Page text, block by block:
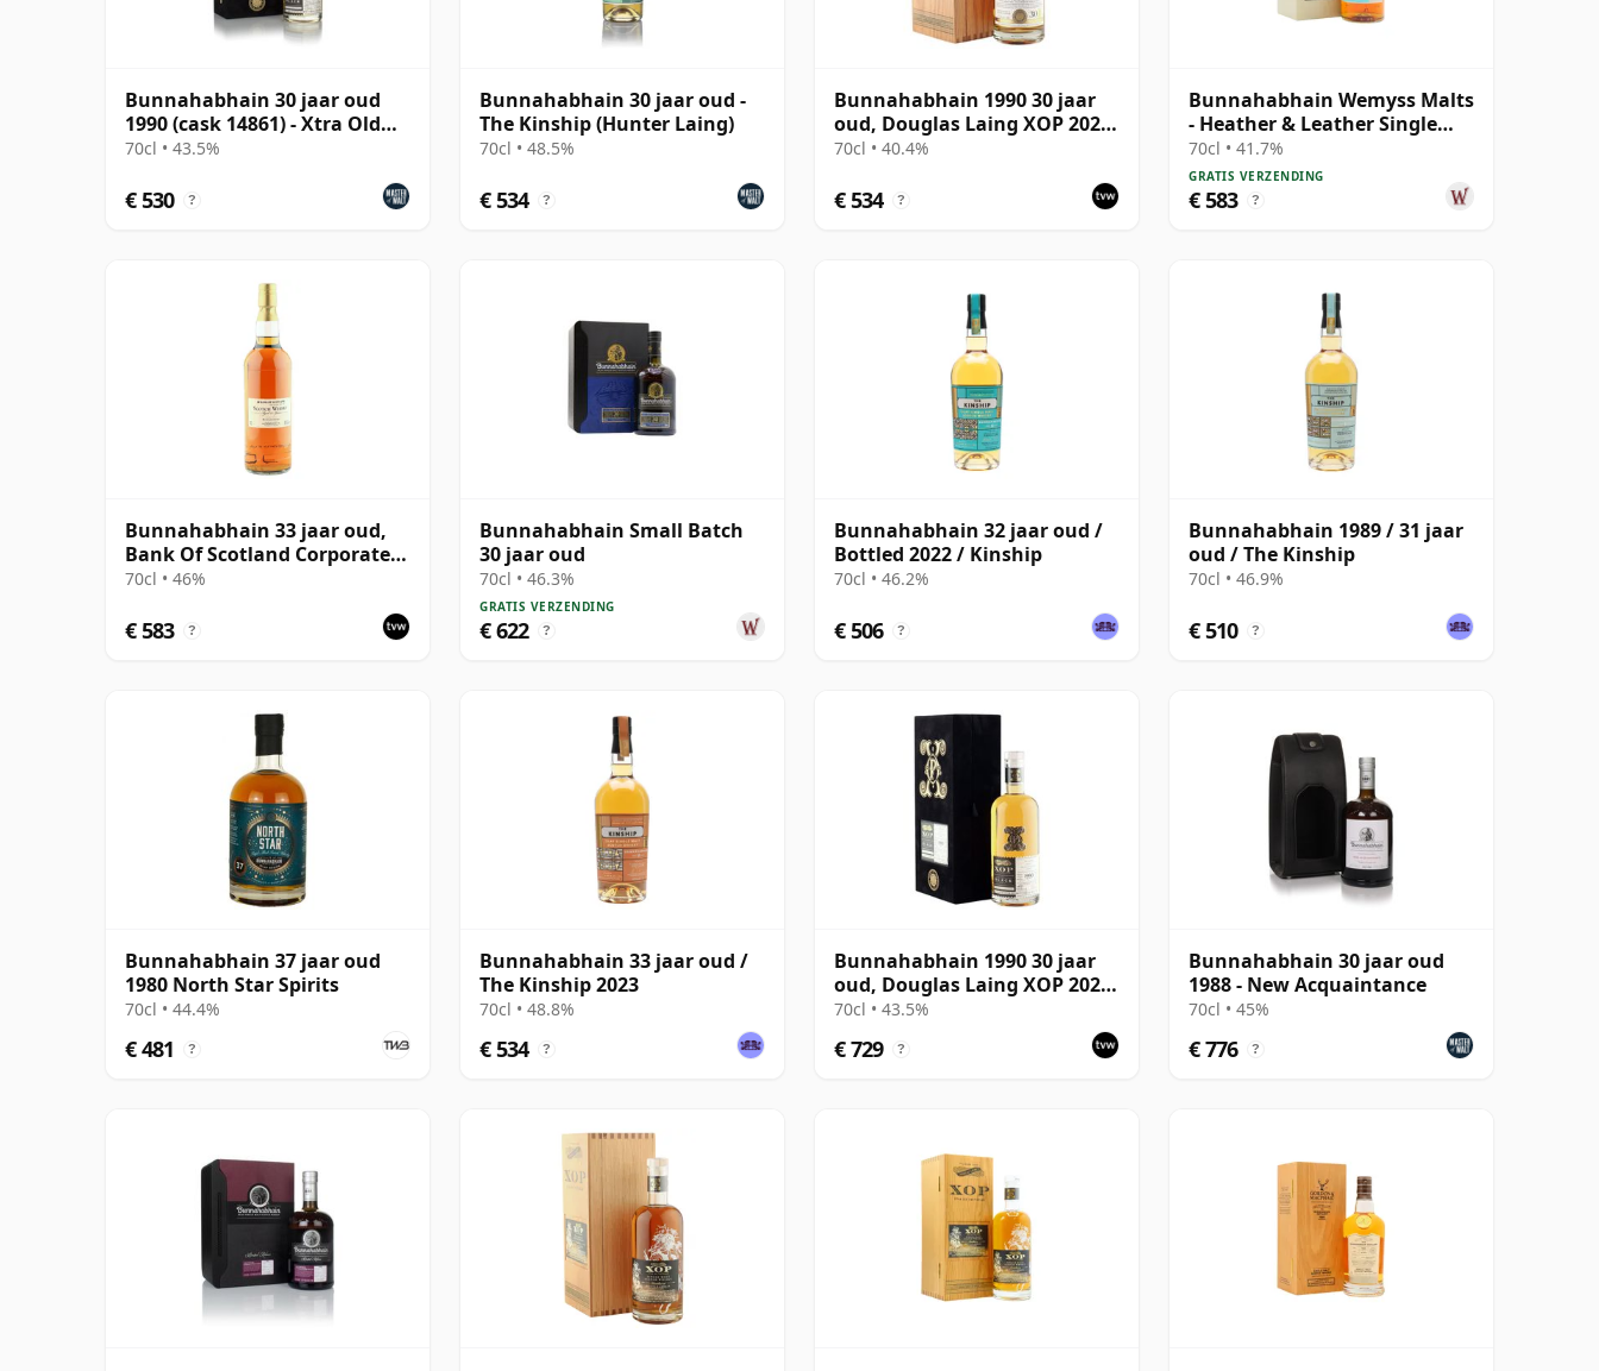
Bunnahabhain 30 jaar oud
1990 (cask 14861) - Xtra Old
Particular The B
70cl • 43.5%
€ 530 ?
Bunnahabhain 30 jaar oud -
The Kinship (Hunter Laing)
70cl • 48.5%
€ 534 ?
Bunnahabhain 1990 30 jaar
oud, Douglas Laing XOP 2020,
Cask 14565
70cl • 40.4%
€ 534 ?
Bunnahabhain Wemyss Malts
- Heather & Leather Single
Cask 1987 31 jaar oud
70cl • 41.7%
GRATIS VERZENDING
€ 583 ?
Bunnahabhain 33 jaar oud,
Bank Of Scotland Corporate
Bottling
70cl • 46%
€ 583 ?
Bunnahabhain Small Batch
30 jaar oud
70cl • 46.3%
GRATIS VERZENDING
€ 622 ?
Bunnahabhain 32 jaar oud /
Bottled 2022 / Kinship
70cl • 46.2%
€ 506 ?
Bunnahabhain 1989 / 31 jaar
oud / The Kinship
70cl • 46.9%
€ 510 ?
Bunnahabhain 37 jaar oud
1980 North Star Spirits
70cl • 44.4%
€ 481 ?
Bunnahabhain 33 jaar oud /
The Kinship 2023
70cl • 48.8%
€ 534 ?
Bunnahabhain 1990 30 jaar
oud, Douglas Laing XOP 2021,
The Black Series
70cl • 43.5%
€ 729 ?
Bunnahabhain 30 jaar oud
1988 - New Acquaintance
70cl • 45%
€ 776 ?